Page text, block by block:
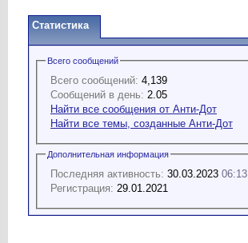
Статистика
Всего сообщений
Всего сообщений: 4,139
Сообщений в день: 2.05
Найти все сообщения от Анти-Дот
Найти все темы, созданные Анти-Дот
Дополнительная информация
Последняя активность: 30.03.2023 06:13
Регистрация: 29.01.2021